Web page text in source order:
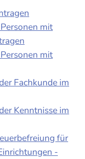
mit
mit
Fachkunde im
Kenntnisse im
für
-